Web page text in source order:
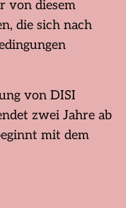
von diesem
die sich nach
von DISI
zwei Jahre ab
mit dem